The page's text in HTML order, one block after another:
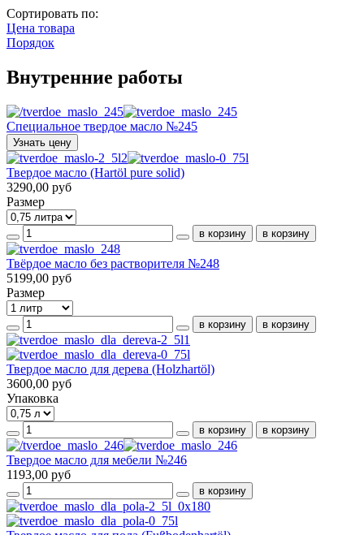
Сортировать по:
Цена товара
Порядок
Внутренние работы
Специальное твердое масло №245
Узнать цену
Твердое масло (Hartöl pure solid)
3290,00 руб
Размер
Твёрдое масло без растворителя №248
5199,00 руб
Размер
Твердое масло для дерева (Holzhartöl)
3600,00 руб
Упаковка
Твердое масло для мебели №246
1193,00 руб